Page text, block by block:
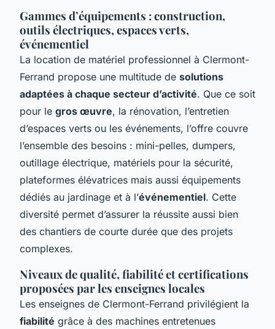
Gammes d’équipements : construction,
outils électriques, espaces verts,
événementiel
La location de matériel professionnel à Clermont-
Ferrand propose une multitude de solutions
adaptées à chaque secteur d’activité. Que ce soit
pour le gros œuvre, la rénovation, l’entretien
d’espaces verts ou les événements, l’offre couvre
l’ensemble des besoins : mini-pelles, dumpers,
outillage électrique, matériels pour la sécurité,
plateformes élévatrices mais aussi équipements
dédiés au jardinage et à l’événementiel. Cette
diversité permet d’assurer la réussite aussi bien
des chantiers de courte durée que des projets
complexes.
Niveaux de qualité, fiabilité et certifications
proposées par les enseignes locales
Les enseignes de Clermont-Ferrand privilégient la
fiabilité grâce à des machines entretenues